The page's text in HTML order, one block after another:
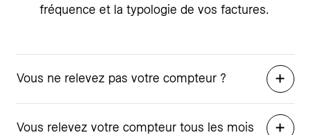
fréquence et la typologie de vos factures.
Vous ne relevez pas votre compteur ?
Vous relevez votre compteur tous les mois